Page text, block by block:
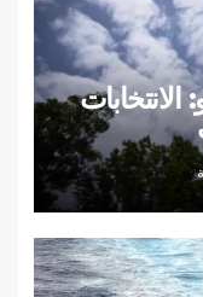
الانتخابات